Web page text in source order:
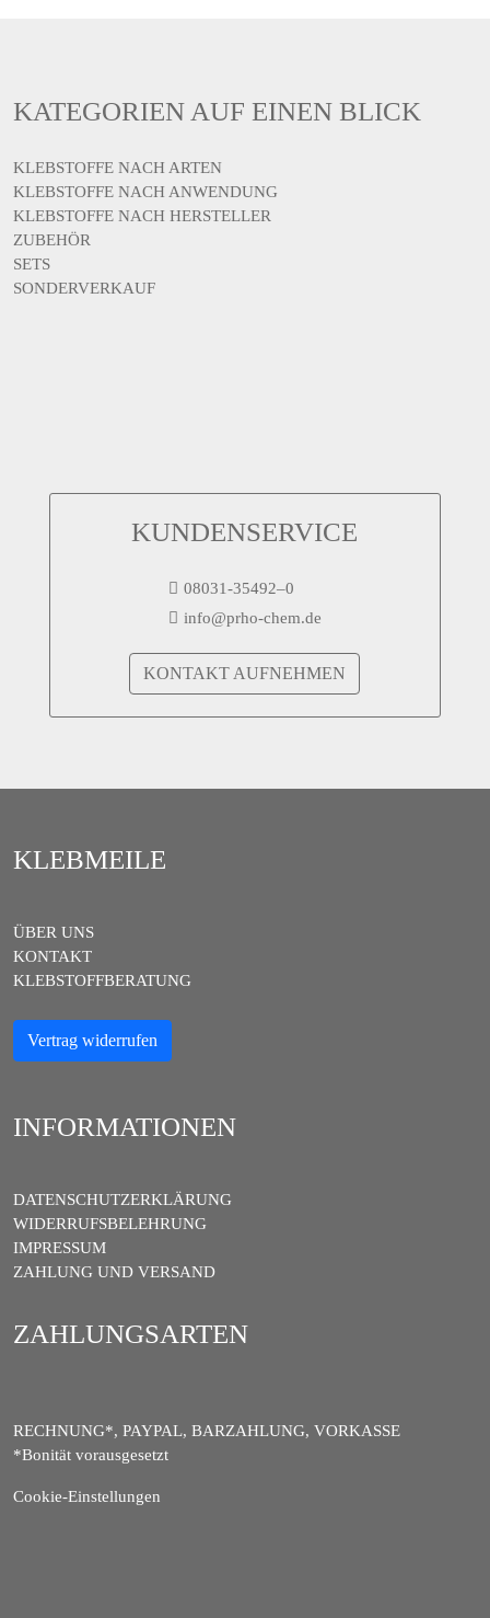
KATEGORIEN AUF EINEN BLICK
KLEBSTOFFE NACH ARTEN
KLEBSTOFFE NACH ANWENDUNG
KLEBSTOFFE NACH HERSTELLER
ZUBEHÖR
SETS
SONDERVERKAUF
KUNDENSERVICE
08031-35492–0
info@prho-chem.de
KONTAKT AUFNEHMEN
KLEBMEILE
ÜBER UNS
KONTAKT
KLEBSTOFFBERATUNG
Vertrag widerrufen
INFORMATIONEN
DATENSCHUTZERKLÄRUNG
WIDERRUFSBELEHRUNG
IMPRESSUM
ZAHLUNG UND VERSAND
ZAHLUNGSARTEN
RECHNUNG*, PAYPAL, BARZAHLUNG, VORKASSE
*Bonität vorausgesetzt
Cookie-Einstellungen